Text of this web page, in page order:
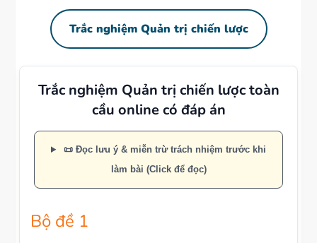
Trắc nghiệm Quản trị chiến lược
Trắc nghiệm Quản trị chiến lược toàn
cầu online có đáp án
📜 Đọc lưu ý & miễn trừ trách nhiệm trước khi
làm bài (Click để đọc)
Bộ đề 1